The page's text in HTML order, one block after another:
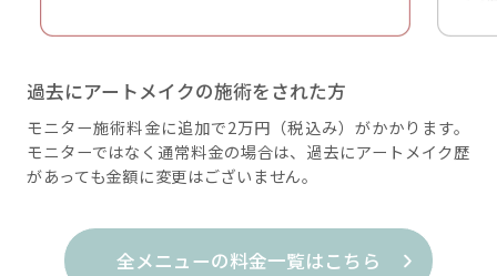
過去にアートメイクの施術をされた方
モニター施術料金に追加で2万円（税込み）がかかります。
モニターではなく通常料金の場合は、過去にアートメイク歴
があっても金額に変更はございません。
全メニューの料金一覧はこちら